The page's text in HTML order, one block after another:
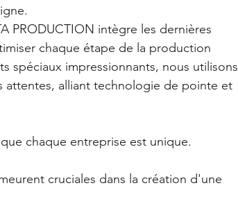
PRODUCTION intègre les dernières
chaque étape de la production
spéciaux impressionnants, nous utilisons
attentes, alliant technologie de pointe et
chaque entreprise est unique.
cruciales dans la création d'une